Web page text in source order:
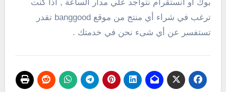
بوك أو انستقرام نتواجد علي مدار الساعة , اذا كنت
ترغب في شراء أي منتج من موقع banggood تقدر
تستفسر عن أي شىء نحن في خدمتك .